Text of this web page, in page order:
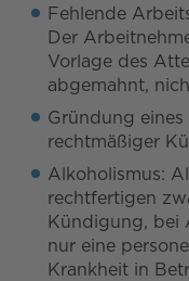
Fehlende
Der
Vorlage des
abgemahnt,
Gründung
rechtmäßiger
Alkoholismus:
rechtfertigen
Kündigung, bei
nur eine
Krankheit in